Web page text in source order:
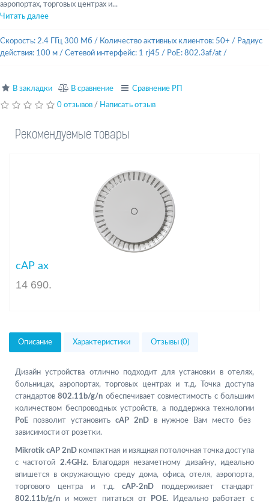
аэропортах, торговых центрах и...
Читать далее
Скорость: 2.4 ГГц 300 Мб / Количество активных клиентов: 50+ / Радиус
действия: 100 м / Сетевой интерфейс: 1 rj45 / PoE: 802.3af/at /
В закладки В сравнение Сравнение РП
0 отзывов / Написать отзыв
Рекомендуемые товары
cAP ax
14 690.
Описание Характеристики Отзывы (0)
Дизайн устройства отлично подходит для установки в отелях,
больницах, аэропортах, торговых центрах и т.д. Точка доступа
стандартов 802.11b/g/n обеспечивает совместимость с большим
количеством беспроводных устройств, а поддержка технологии
PoE позволит установить cAP 2nD
в нужное Вам место без
зависимости от розетки.
Mikrotik cAP 2nD компактная и изящная потолочная точка доступа
с частотой 2.4GHz. Благодаря незаметному дизайну, идеально
впишется в окружающую среду дома, офиса, отеля, аэропорта,
торгового центра и т.д.cAP-2nD поддерживает стандарт
802.11b/g/n
и может питаться от POE. Идеально работает с